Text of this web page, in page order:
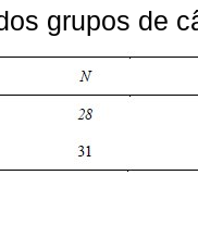
grupos de